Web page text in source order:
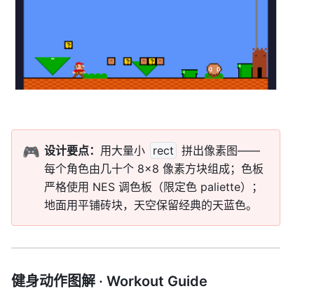
🎮 设计要点： 用大量小 rect 拼出像素图——
每个角色由几十个 8×8 像素方块组成；色板
严格使用 NES 调色板（限定色 paliette）；
地面用平铺砖块，天空保留经典的天蓝色。
健身动作图解 · Workout Guide